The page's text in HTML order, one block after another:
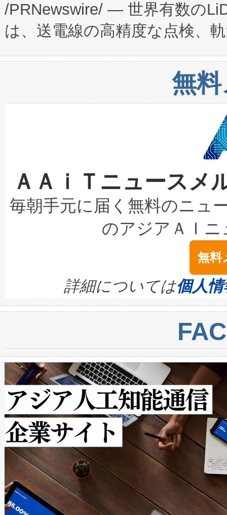
プログラムには、施設設計・
に関する技術移転および知的
構造化トレーニングカリキュ
上げおよび商用化段階におけ
設備整備および立ち上げ調整
加組織は、Enzeneのバイオ
選定された製品について、自
取得できる可能性もあります
設には、3億～4億ドルかか
最高経営責任者（CEO）であ
す。「当社のfully-connected
ームを利用すれば、6,000万
きます。この効率性は、フェ
た。 Voltaiq独自のAI搭載プラ
定、統合、導入、運用に至る
安全性を追跡し、確保する事
増加しているデータセンター
る電力網に大きな負担をかけ
事業者の負担軽減という課題
系統連系を迅速にし、ピーク
限を超えて利用可能な電力容
持できるよう貢献します。こ
ービスレベル契約（SLA）違
テリー性能の劣化によるダウ
念は、現在データセンターが
ます。 Voltaiq provides a
quality and reliability for AI
BESS stack to ensure battery
centers. Voltaiqは、ai&のAI
からシステム統合、試運転、
クルの各段階のデータを監視
[…]
/PRNewswire/ — 世界有数の
は、送電線の高精度な点検、
や穀物倉庫におけるバルク材
リューション「Avia 2」を発
したAvia 2は、1,000メート
狭視野のFOVを切り替えるこ
ケーブル、枝などの細かな対
なレーザースポットにより、
な環境下でも豊かなディテー
キロメートル範囲を検出
LiDAR for Inspections,
は1535 nmレーザーを搭載。
イズの小径化を実現すること
す。ノーマルモードでは、
ートル先まで検出でき、これ
トに対して約600メートルに
では、反射率10％のターゲッ
で向上し、最大検知距離は
ットだけで最大1キロメート
ルの変電所周囲を監視でき、
作業と点群処理を簡素化でき
Avia 2は、2種類のFOVオプシ
× 80°のノーマルモード、長
ードを切り替えて使用するこ
無
ＡＡｉＴニュース
毎朝手元に届く無料のニュ
のアジアＡＩ
無料
詳細については個人